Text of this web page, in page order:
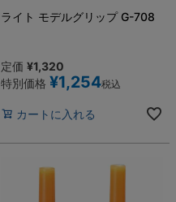
ライト モデルグリップ G-708
定価 ¥1,320
特別価格 ¥1,254税込
カートに入れる